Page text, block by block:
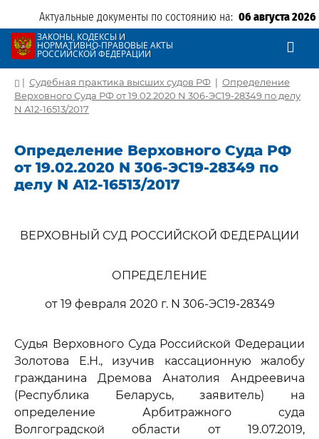
Актуальные документы по состоянию на: 06 августа 2026
ЗАКОНЫ, КОДЕКСЫ И
НОРМАТИВНО-ПРАВОВЫЕ АКТЫ
РОССИЙСКОЙ ФЕДЕРАЦИИ
| Судебная практика высших судов РФ | Определение
Верховного Суда РФ от 19.02.2020 N 306-ЭС19-28349 по делу
N А12-16513/2017
Определение Верховного Суда РФ
от 19.02.2020 N 306-ЭС19-28349 по
делу N А12-16513/2017
ВЕРХОВНЫЙ СУД РОССИЙСКОЙ ФЕДЕРАЦИИ
ОПРЕДЕЛЕНИЕ
от 19 февраля 2020 г. N 306-ЭС19-28349
Судья Верховного Суда Российской Федерации
Золотова Е.Н., изучив кассационную жалобу
гражданина Дремова Анатолия Андреевича
(Республика Беларусь, заявитель) на
определение Арбитражного суда
Волгоградской области от 19.07.2019,